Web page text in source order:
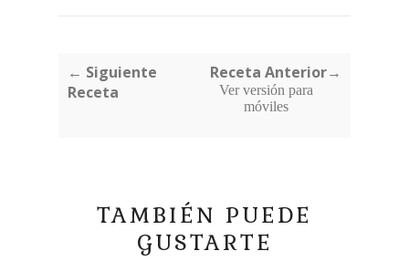
← Siguiente
Receta
Receta Anterior→
Ver versión para
móviles
TAMBIÉN PUEDE
GUSTARTE